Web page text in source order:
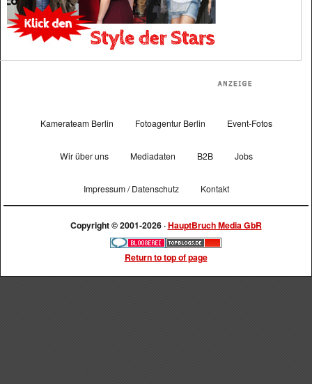
Kamerateam Berlin Fotoagentur Berlin Event-Fotos
Wir über uns Mediadaten B2B Jobs
Impressum / Datenschutz Kontakt
Copyright © 2001-2026 ·HauptBruch Media GbR
Return to top of page